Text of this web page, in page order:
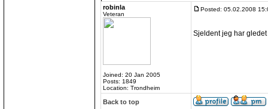
robinla
Veteran
Joined: 20 Jan 2005
Posts: 1849
Location: Trondheim
Posted: 05.02.2008
Sjeldent jeg har
Back to top